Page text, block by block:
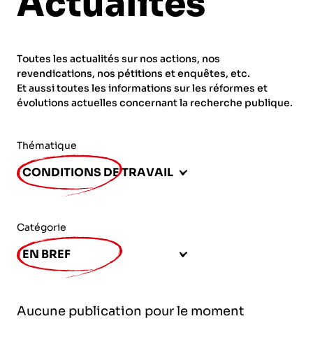
Fonction publique
Actions spécifiques
ORGANISMES
CNRS – Centre national de la recherche
scientifique
INRIA - Institut national de recherche en
INSERM – Institut national de la santé et de la
recherche médicale
développement
INED – Institut national d’études
démographiques
l’exploitation de la mer
AGENDA
PUBLICATIONS
ADHÉRER
Toutes les actualités sur nos actions, nos
revendications, nos pétitions et enquêtes, etc.
Et aussi toutes les informations sur les réformes et
évolutions actuelles concernant la recherche publique.
Thématique
CONDITIONS DE TRAVAIL
Catégorie
EN BREF
Aucune publication pour le moment